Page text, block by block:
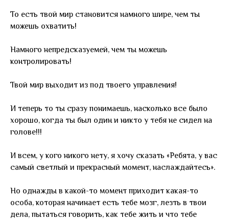
То есть твой мир становится намного шире, чем ты
можешь охватить!
Намного непредсказуемей, чем ты можешь
контролировать!
Твой мир выходит из под твоего управления!
И теперь то ты сразу понимаешь, насколько все было
хорошо, когда ты был один и никто у тебя не сидел на
голове!!!
И всем, у кого никого нету, я хочу сказать «Ребята, у вас
самый светлый и прекрасный момент, наслаждайтесь».
Но однажды в какой-то момент приходит какая-то
особа, которая начинает есть тебе мозг, лезть в твои
дела, пытаться говорить, как тебе жить и что тебе